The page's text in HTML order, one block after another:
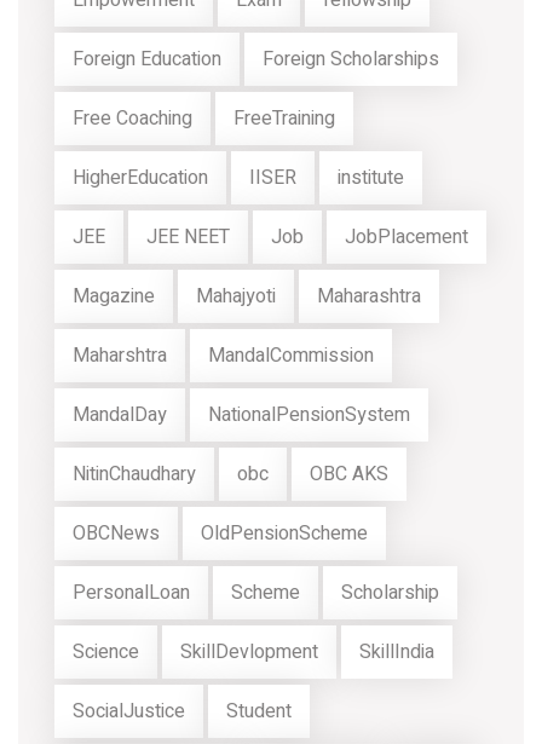
Foreign Education Foreign Scholarships
Free Coaching FreeTraining
HigherEducation IISER institute
JEE JEE NEET Job JobPlacement
Magazine Mahajyoti Maharashtra
Maharshtra MandalCommission
MandalDay NationalPensionSystem
NitinChaudhary obc OBC AKS
OBCNews OldPensionScheme
PersonalLoan Scheme Scholarship
Science SkillDevlopment SkillIndia
SocialJustice Student